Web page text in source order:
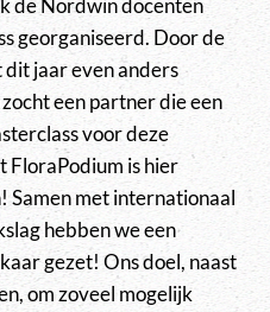
de Nordwin docenten
georganiseerd. Door de
dit jaar even anders
een partner die een
voor deze
FloraPodium is hier
Samen met internationaal
hebben we een
gezet! Ons doel, naast
om zoveel mogelijk